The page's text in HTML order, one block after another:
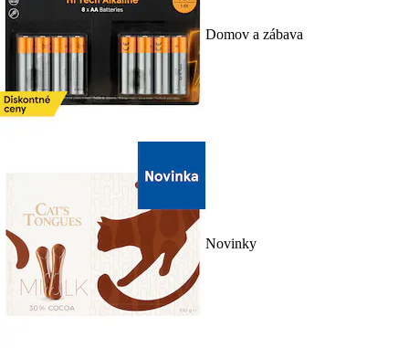
Domov a zábava
Novinky